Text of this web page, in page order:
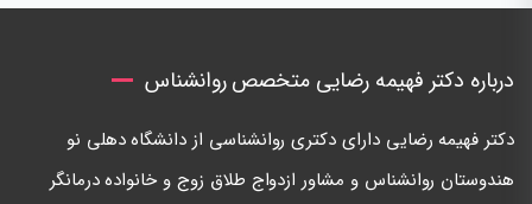
درباره دکتر فهیمه رضایی متخصص روانشناس
دكتر فهيمه رضايی دارای دكتری روانشناسی از دانشگاه دهلی نو
هندوستان روانشناس و مشاور ازدواج طلاق زوج و خانواده درمانگر